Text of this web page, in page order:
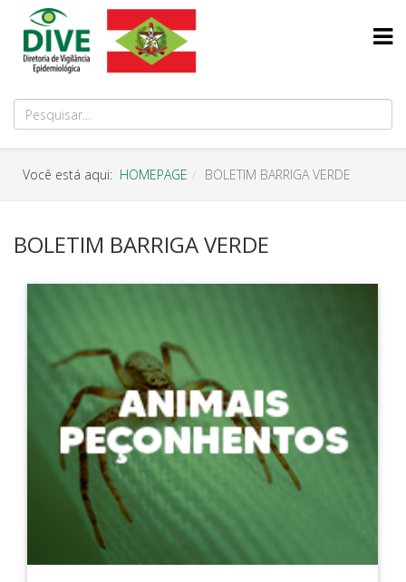
Você está aqui: HOMEPAGE BOLETIM BARRIGA VERDE
BOLETIM BARRIGA VERDE